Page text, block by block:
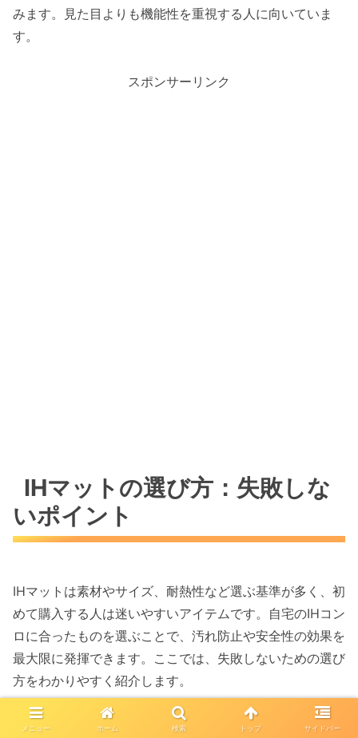
みます。見た目よりも機能性を重視する人に向いていま
す。
スポンサーリンク
IHマットの選び方：失敗しな
いポイント
IHマットは素材やサイズ、耐熱性など選ぶ基準が多く、初
めて購入する人は迷いやすいアイテムです。自宅のIHコン
ロに合ったものを選ぶことで、汚れ防止や安全性の効果を
最大限に発揮できます。ここでは、失敗しないための選び
方をわかりやすく紹介します。
素材で選ぶ（ガラス繊維・シリコ
メニュー ホーム 検索 トップ サイドバー